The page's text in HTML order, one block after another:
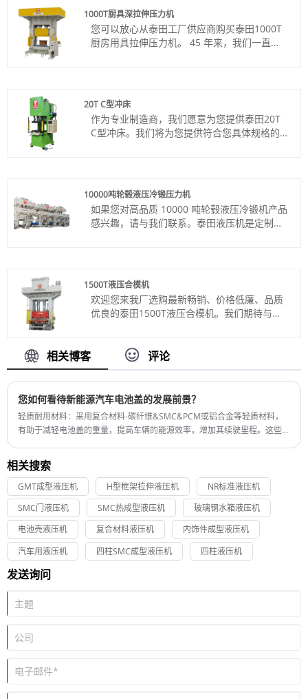
交货时间：4-5个月
产品产地：中国
颜色：按客户要求
Shipping Port: Qingdao,Shanghai
最小订单：1
1000T厨具深拉伸压力机
您可以放心从泰田工厂供应商购买泰田1000T
厨房用具拉伸压力机。 45 年来，我们一直是
产品编号：TT-LM1000T/LS
付款方式：电汇、信用证
产品产地：中国
颜色：按客户要求
20T C型冲床
作为专业制造商，我们愿意为您提供泰田20T
C型冲床。我们将为您提供符合您具体规格的
产品产地：中国
颜色：按客户要求
Shipping Port: Qingdao,Shanghai
最小订单：1
10000吨轮毂液压冷锻压力机
如果您对高品质 10000 吨轮毂液压冷锻机产品
感兴趣，请与我们联系。泰田液压机是定制
付款方式：电汇、信用证
产品产地：中国
颜色：按客户要求
Shipping Port: Qingdao,Shanghai
交货时间：约8个月
1500T液压合模机
欢迎您来我厂选购最新畅销、价格低廉、品质
优良的泰田1500T液压合模机。我们期待与您
付款方式：电汇、信用证
产品产地：中国
颜色：按客户要求
Shipping Port: Qingdao,Shanghai
最小订单：1
交货时间：4-5个月
相关博客 评论
您如何看待新能源汽车电池盖的发展前景？
轻质耐用材料：采用复合材料-碳纤维&SMC&PCM或铝合金等轻质材料，
有助于减轻电池盖的重量，提高车辆的能源效率，增加其续驶里程。这些材
相关搜索
GMT成型液压机 H型框架拉伸液压机
NR标准液压机
SMC门液压机
SMC热成型液压机
玻璃钢水箱液压机
电池壳液压机
复合材料液压机
内饰件成型液压机
汽车用液压机
四柱SMC成型液压机 四柱液压机
发送询问